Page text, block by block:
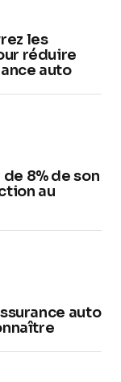
les
réduire
auto
8% de son
au
auto